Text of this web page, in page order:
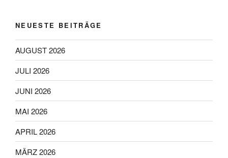
NEUESTE BEITRÄGE
AUGUST 2026
JULI 2026
JUNI 2026
MAI 2026
APRIL 2026
MÄRZ 2026